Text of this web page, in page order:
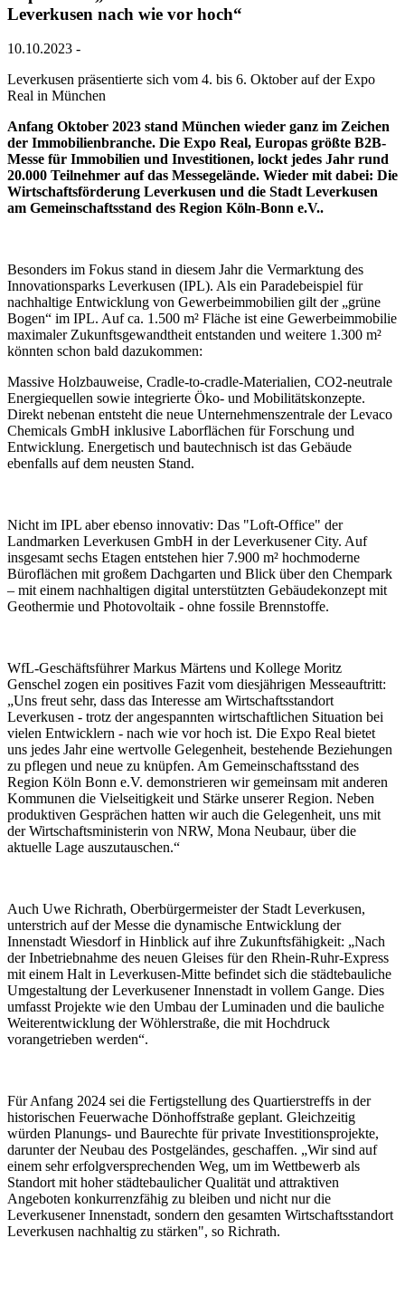
Leverkusen nach wie vor hoch“
10.10.2023 -
Leverkusen präsentierte sich vom 4. bis 6. Oktober auf der Expo
Real in München
Anfang Oktober 2023 stand München wieder ganz im Zeichen
der Immobilienbranche. Die Expo Real, Europas größte B2B-
Messe für Immobilien und Investitionen, lockt jedes Jahr rund
20.000 Teilnehmer auf das Messegelände. Wieder mit dabei: Die
Wirtschaftsförderung Leverkusen und die Stadt Leverkusen
am Gemeinschaftsstand des Region Köln-Bonn e.V..
Besonders im Fokus stand in diesem Jahr die Vermarktung des
Innovationsparks Leverkusen (IPL). Als ein Paradebeispiel für
nachhaltige Entwicklung von Gewerbeimmobilien gilt der „grüne
Bogen“ im IPL. Auf ca. 1.500 m² Fläche ist eine Gewerbeimmobilie
maximaler Zukunftsgewandtheit entstanden und weitere 1.300 m²
könnten schon bald dazukommen:
Massive Holzbauweise, Cradle-to-cradle-Materialien, CO2-neutrale
Energiequellen sowie integrierte Öko- und Mobilitätskonzepte.
Direkt nebenan entsteht die neue Unternehmenszentrale der Levaco
Chemicals GmbH inklusive Laborflächen für Forschung und
Entwicklung. Energetisch und bautechnisch ist das Gebäude
ebenfalls auf dem neusten Stand.
Nicht im IPL aber ebenso innovativ: Das "Loft-Office" der
Landmarken Leverkusen GmbH in der Leverkusener City. Auf
insgesamt sechs Etagen entstehen hier 7.900 m² hochmoderne
Büroflächen mit großem Dachgarten und Blick über den Chempark
– mit einem nachhaltigen digital unterstützten Gebäudekonzept mit
Geothermie und Photovoltaik - ohne fossile Brennstoffe.
WfL-Geschäftsführer Markus Märtens und Kollege Moritz
Genschel zogen ein positives Fazit vom diesjährigen Messeauftritt:
„Uns freut sehr, dass das Interesse am Wirtschaftsstandort
Leverkusen - trotz der angespannten wirtschaftlichen Situation bei
vielen Entwicklern - nach wie vor hoch ist. Die Expo Real bietet
uns jedes Jahr eine wertvolle Gelegenheit, bestehende Beziehungen
zu pflegen und neue zu knüpfen. Am Gemeinschaftsstand des
Region Köln Bonn e.V. demonstrieren wir gemeinsam mit anderen
Kommunen die Vielseitigkeit und Stärke unserer Region. Neben
produktiven Gesprächen hatten wir auch die Gelegenheit, uns mit
der Wirtschaftsministerin von NRW, Mona Neubaur, über die
aktuelle Lage auszutauschen.“
Auch Uwe Richrath, Oberbürgermeister der Stadt Leverkusen,
unterstrich auf der Messe die dynamische Entwicklung der
Innenstadt Wiesdorf in Hinblick auf ihre Zukunftsfähigkeit: „Nach
der Inbetriebnahme des neuen Gleises für den Rhein-Ruhr-Express
mit einem Halt in Leverkusen-Mitte befindet sich die städtebauliche
Umgestaltung der Leverkusener Innenstadt in vollem Gange. Dies
umfasst Projekte wie den Umbau der Luminaden und die bauliche
Weiterentwicklung der Wöhlerstraße, die mit Hochdruck
vorangetrieben werden“.
Für Anfang 2024 sei die Fertigstellung des Quartierstreffs in der
historischen Feuerwache Dönhoffstraße geplant. Gleichzeitig
würden Planungs- und Baurechte für private Investitionsprojekte,
darunter der Neubau des Postgeländes, geschaffen. „Wir sind auf
einem sehr erfolgversprechenden Weg, um im Wettbewerb als
Standort mit hoher städtebaulicher Qualität und attraktiven
Angeboten konkurrenzfähig zu bleiben und nicht nur die
Leverkusener Innenstadt, sondern den gesamten Wirtschaftsstandort
Leverkusen nachhaltig zu stärken", so Richrath.